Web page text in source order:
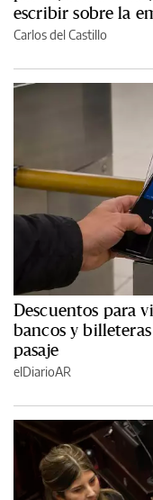
escribir sobre la
Carlos del Castillo
Descuentos para
bancos y
pasaje
elDiarioAR